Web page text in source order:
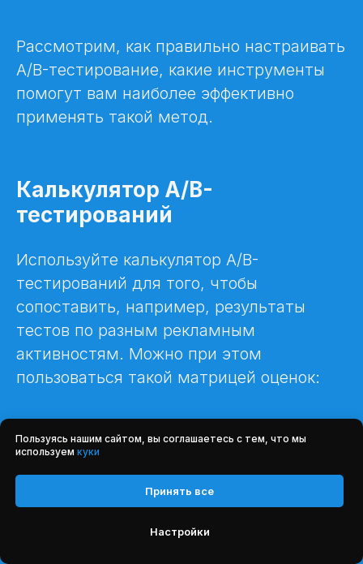
Рассмотрим, как правильно настраивать
A/B-тестирование, какие инструменты
помогут вам наиболее эффективно
применять такой метод.
Калькулятор A/B-
тестирований
Используйте калькулятор A/B-
тестирований для того, чтобы
сопоставить, например, результаты
тестов по разным рекламным
активностям. Можно при этом
пользоваться такой матрицей оценок:
«да» говорит о том, что вы получили результат у
первого варианта лучше, чем у второго;
«нет» — критерий, который говорит, результат
первого варианта хуже, чем у второго варианта;
Пользуясь нашим сайтом, вы соглашаетесь с тем, что мы
используем куки
Принять все
Настройки